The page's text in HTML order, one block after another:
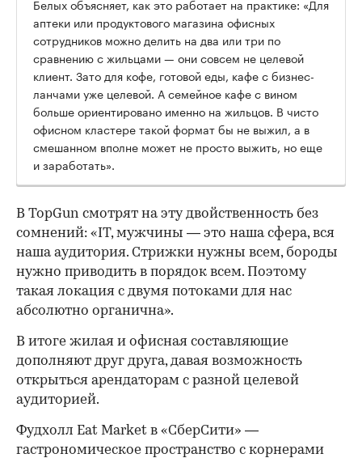
Белых объясняет, как это работает на практике: «Для
аптеки или продуктового магазина офисных
сотрудников можно делить на два или три по
сравнению с жильцами — они совсем не целевой
клиент. Зато для кофе, готовой еды, кафе с бизнес-
ланчами уже целевой. А семейное кафе с вином
больше ориентировано именно на жильцов. В чисто
офисном кластере такой формат бы не выжил, а в
смешанном вполне может не просто выжить, но еще
и заработать».
В TopGun смотрят на эту двойственность без
сомнений: «IT, мужчины — это наша сфера, вся
наша аудитория. Стрижки нужны всем, бороды
нужно приводить в порядок всем. Поэтому
такая локация с двумя потоками для нас
абсолютно органична».
В итоге жилая и офисная составляющие
дополняют друг друга, давая возможность
открыться арендаторам с разной целевой
аудиторией.
Фудхолл Eat Market в «СберСити» —
гастрономическое пространство с корнерами